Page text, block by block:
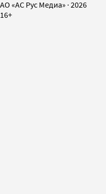
AO «АС Рус Медиа» · 2026
16+